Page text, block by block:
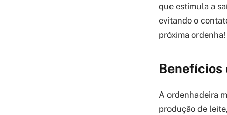
que estimula a
evitando o
próxima ordenha!
Benefícios
A ordenhadeira
produção de